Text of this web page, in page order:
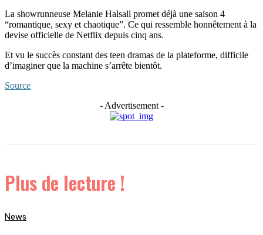
La showrunneuse Melanie Halsall promet déjà une saison 4
“romantique, sexy et chaotique”. Ce qui ressemble honnêtement à la
devise officielle de Netflix depuis cinq ans.
Et vu le succès constant des teen dramas de la plateforme, difficile
d’imaginer que la machine s’arrête bientôt.
Source
- Advertisement -
Plus de lecture !
News